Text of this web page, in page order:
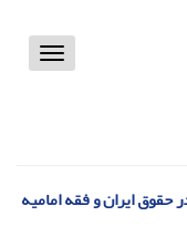
Toggle
حقوق ایران و فقه امامیه